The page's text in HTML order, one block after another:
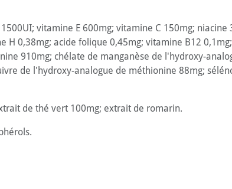
vitamine E 600mg; vitamine C 150mg;
H 0,38mg; acide folique 0,45mg; vitamine B12
910mg; chélate de manganèse de l'hydroxy-
de l'hydroxy-analogue de méthionine 88mg;
de thé vert 100mg; extrait de romarin.